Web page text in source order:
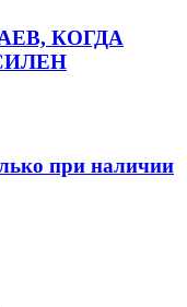
КОГДА
при наличии